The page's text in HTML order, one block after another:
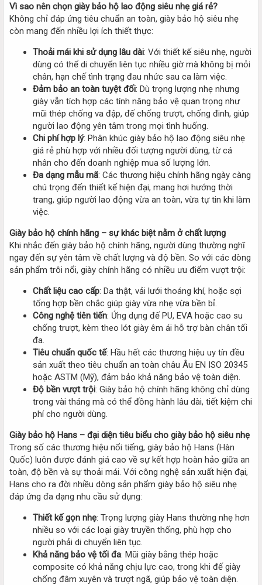
Vì sao nên chọn giày bảo hộ lao động siêu nhẹ giá rẻ?
Không chỉ đáp ứng tiêu chuẩn an toàn, giày bảo hộ siêu nhẹ
còn mang đến nhiều lợi ích thiết thực:
Thoải mái khi sử dụng lâu dài: Với thiết kế siêu nhẹ, người
dùng có thể di chuyển liên tục nhiều giờ mà không bị mỏi
chân, hạn chế tình trạng đau nhức sau ca làm việc.
Đảm bảo an toàn tuyệt đối: Dù trọng lượng nhẹ nhưng
giày vẫn tích hợp các tính năng bảo vệ quan trọng như
mũi thép chống va đập, đế chống trượt, chống đinh, giúp
người lao động yên tâm trong mọi tình huống.
Chi phí hợp lý: Phân khúc giày bảo hộ lao động siêu nhẹ
giá rẻ phù hợp với nhiều đối tượng người dùng, từ cá
nhân cho đến doanh nghiệp mua số lượng lớn.
Đa dạng mẫu mã: Các thương hiệu chính hãng ngày càng
chú trọng đến thiết kế hiện đại, mang hơi hướng thời
trang, giúp người lao động vừa an toàn, vừa tự tin khi làm
việc.
Giày bảo hộ chính hãng – sự khác biệt nằm ở chất lượng
Khi nhắc đến giày bảo hộ chính hãng, người dùng thường nghĩ
ngay đến sự yên tâm về chất lượng và độ bền. So với các dòng
sản phẩm trôi nổi, giày chính hãng có nhiều ưu điểm vượt trội:
Chất liệu cao cấp: Da thật, vải lưới thoáng khí, hoặc sợi
tổng hợp bền chắc giúp giày vừa nhẹ vừa bền bỉ.
Công nghệ tiên tiến: Ứng dụng đế PU, EVA hoặc cao su
chống trượt, kèm theo lót giày êm ái hỗ trợ bàn chân tối
đa.
Tiêu chuẩn quốc tế: Hầu hết các thương hiệu uy tín đều
sản xuất theo tiêu chuẩn an toàn châu Âu EN ISO 20345
hoặc ASTM (Mỹ), đảm bảo khả năng bảo vệ toàn diện.
Độ bền vượt trội: Giày bảo hộ chính hãng không chỉ dùng
trong vài tháng mà có thể đồng hành lâu dài, tiết kiệm chi
phí cho người dùng.
Giày bảo hộ Hans – đại diện tiêu biểu cho giày bảo hộ siêu nhẹ
Trong số các thương hiệu nổi tiếng, giày bảo hộ Hans (Hàn
Quốc) luôn được đánh giá cao về sự kết hợp hoàn hảo giữa an
toàn, độ bền và sự thoải mái. Với công nghệ sản xuất hiện đại,
Hans cho ra đời nhiều dòng sản phẩm giày bảo hộ siêu nhẹ
đáp ứng đa dạng nhu cầu sử dụng:
Thiết kế gọn nhẹ: Trọng lượng giày Hans thường nhẹ hơn
nhiều so với các loại giày truyền thống, phù hợp cho
người phải di chuyển liên tục.
Khả năng bảo vệ tối đa: Mũi giày bằng thép hoặc
composite có khả năng chịu lực cao, trong khi đế giày
chống đâm xuyên và trượt ngã, giúp bảo vệ toàn diện.